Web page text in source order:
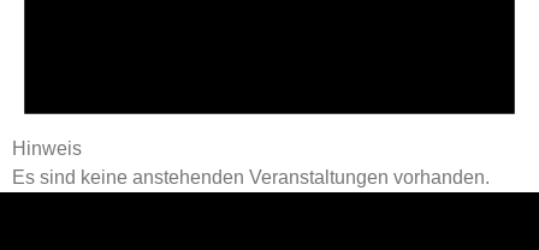
Hinweis
Es sind keine anstehenden Veranstaltungen vorhanden.